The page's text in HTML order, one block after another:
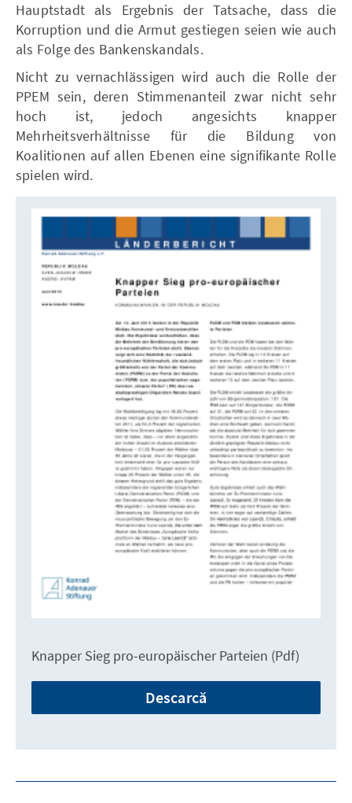
Hauptstadt als Ergebnis der Tatsache, dass die
Korruption und die Armut gestiegen seien wie auch
als Folge des Bankenskandals.
Nicht zu vernachlässigen wird auch die Rolle der
PPEM sein, deren Stimmenanteil zwar nicht sehr
hoch ist, jedoch angesichts knapper
Mehrheitsverhältnisse für die Bildung von
Koalitionen auf allen Ebenen eine signifikante Rolle
spielen wird.
Knapper Sieg pro-europäischer Parteien (Pdf)
Descarcă